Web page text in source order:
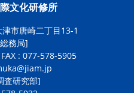
文化研修所
市唐崎二丁目13-1
務局]
: 077-578-5905
査研究部]